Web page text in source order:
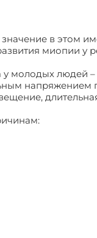
в этом
миопии у
у молодых
напряжением